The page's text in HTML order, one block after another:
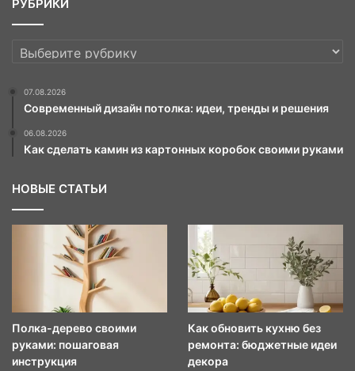
РУБРИКИ
РУБРИКИ
07.08.2026
Современный дизайн потолка: идеи, тренды и решения
06.08.2026
Как сделать камин из картонных коробок своими руками
НОВЫЕ СТАТЬИ
Полка-дерево своими
руками: пошаговая
инструкция
Как обновить кухню без
ремонта: бюджетные идеи
декора